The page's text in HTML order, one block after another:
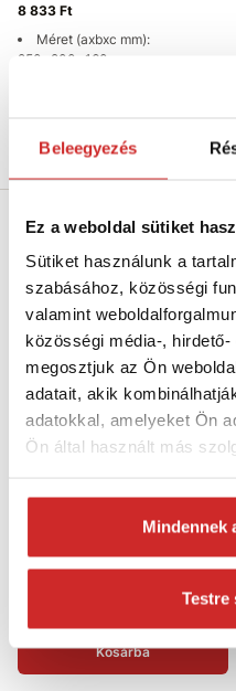
Beleegyezés
Ez a weboldal sütiket
Sütiket használunk a
szabásához, közösségi
valamint
közösségi média-,
megosztjuk az Ön
adatait, akik
adatokkal, amelyeket Ön
Ön által használt más
Mindennek
Testre
8 833 Ft
Méret (axbxc mm):
250x200x160 mm
Kosárba
Tracon electric Szerelődoboz
150x110x140 mm
Kosárba